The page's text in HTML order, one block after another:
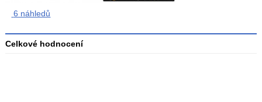
6 náhledů
Celkové hodnocení